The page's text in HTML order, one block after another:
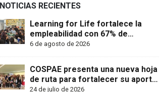
NOTICIAS RECIENTES
Learning for Life fortalece la
empleabilidad con 67% de
inserción laboral y mantiene
6 de agosto de 2026
COSPAE presenta una nueva hoja
de ruta para fortalecer su aporte
al desarrollo del talento humano
24 de julio de 2026